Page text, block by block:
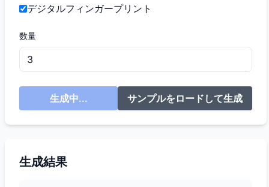
デジタルフィンガープリント
数量
生成中... サンプルをロードして生成
生成結果